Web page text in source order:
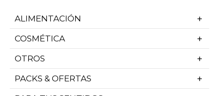
ALIMENTACIÓN
COSMÉTICA
OTROS
PACKS & OFERTAS